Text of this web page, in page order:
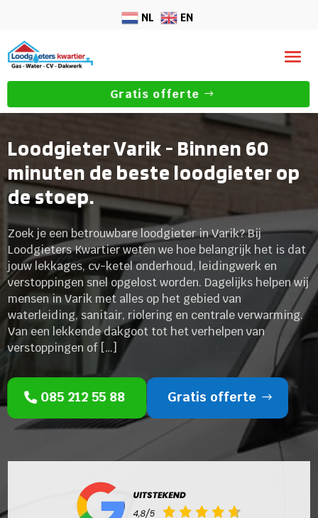
NL EN
Gratis offerte
Loodgieter Varik - Binnen 60
minuten de beste loodgieter op
de stoep.
Zoek je een betrouwbare loodgieter in Varik? Bij
Loodgieters Kwartier weten we hoe belangrijk het is dat
jouw lekkages, cv-ketel onderhoud, leidingwerk en
verstoppingen snel opgelost worden. Dagelijks helpen wij
mensen in Varik met alles op het gebied van
waterleiding, sanitair, riolering en centrale verwarming.
Van een lekkende dakgoot tot het verhelpen van
verstoppingen of […]
085 212 55 88 Gratis offerte